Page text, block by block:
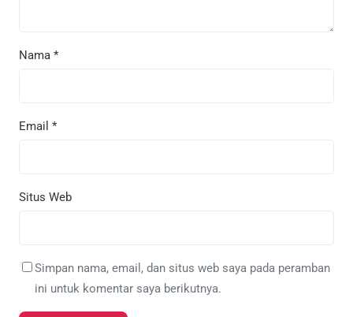
Nama *
Email *
Situs Web
Simpan nama, email, dan situs web saya pada peramban
ini untuk komentar saya berikutnya.